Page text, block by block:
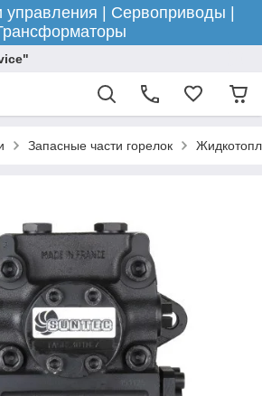
| Сервоприводы |
Запасные части горелок